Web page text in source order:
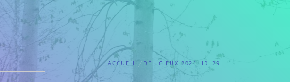
ACCUEIL DÉLICIEUX 2021_10_29